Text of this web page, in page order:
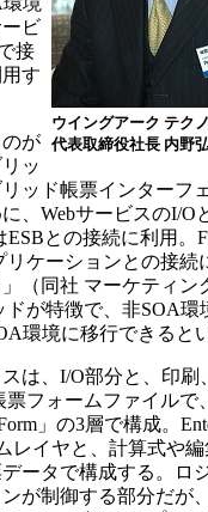
ウイングアーク テク
代表取締役社長 内野
ビ
接
す
が
ッ
ッド帳票インターフ
、WebサービスのI/O
との接続に利用。
ケーションとの接続
（同社 マーケティン
が特徴で、非SOA環
環境に移行できると
は、I/O部分と、印刷
フォームファイルで
」の3層で構成。
レイヤと、計算式や
ータで構成する。ロ
が制御する部分だが